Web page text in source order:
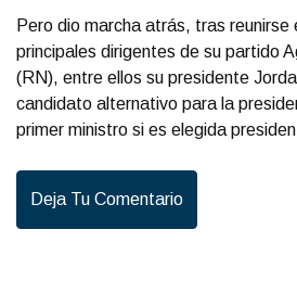
Pero dio marcha atrás, tras
principales dirigentes de su partido
(RN), entre ellos su presidente
candidato alternativo para la
primer ministro si es elegida
Deja Tu Comentario